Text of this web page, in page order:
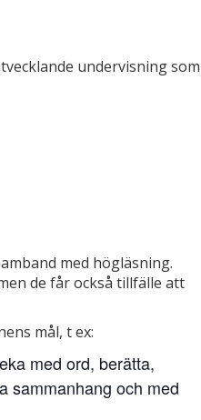
undervisning som
med högläsning.
de får också tillfälle att
mål, t ex:
med ord, berätta,
sammanhang och med